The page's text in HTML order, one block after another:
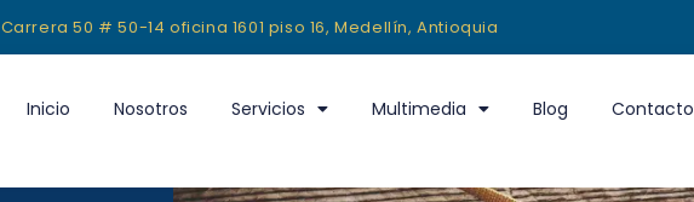
Carrera 50 # 50-14 oficina 1601 piso 16, Medellín, Antioquia
Inicio Nosotros Servicios Multimedia Blog Contacto